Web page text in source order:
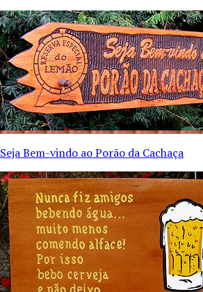
Seja Bem-vindo ao Porão da Cachaça